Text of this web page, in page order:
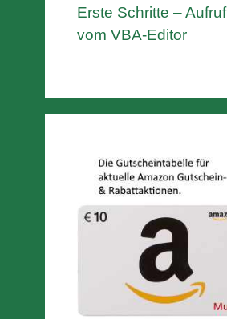
Erste Schritte – Aufruf
vom VBA-Editor